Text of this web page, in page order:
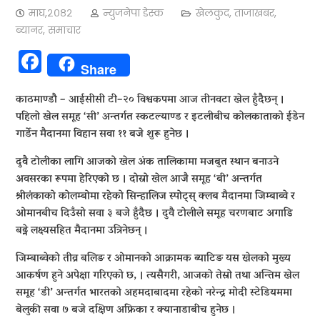
माघ,२०८२ न्युजनेपा डेस्क खेलकुद,ताजाखबर,
ब्यानर, समाचार
Facebook
Share
काठमाण्डौ – आईसीसी टी–२० विश्वकपमा आज तीनवटा खेल हुँदैछन् ।
पहिलो खेल समूह ‘सी’ अन्तर्गत स्कटल्याण्ड र इटलीबीच कोलकाताको ईडेन
गार्डेन मैदानमा विहान सवा ११ बजे शुरू हुनेछ ।
दुवै टोलीका लागि आजको खेल अंक तालिकामा मजबुत स्थान बनाउने
अवसरका रूपमा हेरिएको छ । दोस्रो खेल आजै समूह ‘बी’ अन्तर्गत
श्रीलंकाको कोलम्बोमा रहेको सिन्हालिज स्पोट्स् क्लब मैदानमा जिम्बाब्वे र
ओमानबीच दिउँसो सवा ३ बजे हुँदैछ । दुवै टोलीले समूह चरणबाट अगाडि
बढ्ने लक्ष्यसहित मैदानमा उत्रिनेछन् ।
जिम्बाब्वेको तीव्र बलिङ र ओमानको आक्रामक ब्याटिङ यस खेलको मुख्य
आकर्षण हुने अपेक्षा गरिएको छ, । त्यसैगरी, आजको तेस्रो तथा अन्तिम खेल
समूह ‘डी’ अन्तर्गत भारतको अहमदाबादमा रहेको नरेन्द्र मोदी स्टेडियममा
बेलुकी सवा ७ बजे दक्षिण अफ्रिका र क्यानाडाबीच हुनेछ ।